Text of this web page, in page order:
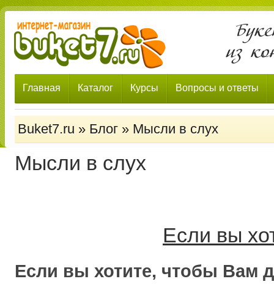
Главная Каталог Курсы Вопросы и ответы
Buket7.ru » Блог » Мысли в слух
Мысли в слух
Если вы
Если вы хотите, чтобы Вам